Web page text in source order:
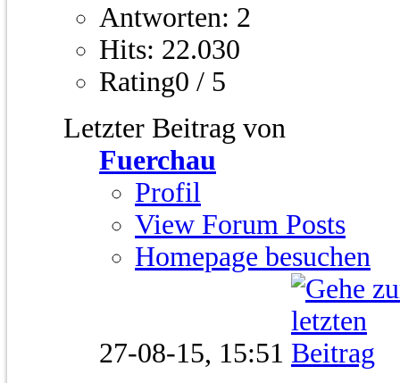
Antworten: 2
Hits: 22.030
Rating0 / 5
Letzter Beitrag von
Fuerchau
Profil
View Forum Posts
Homepage besuchen
27-08-15, 15:51